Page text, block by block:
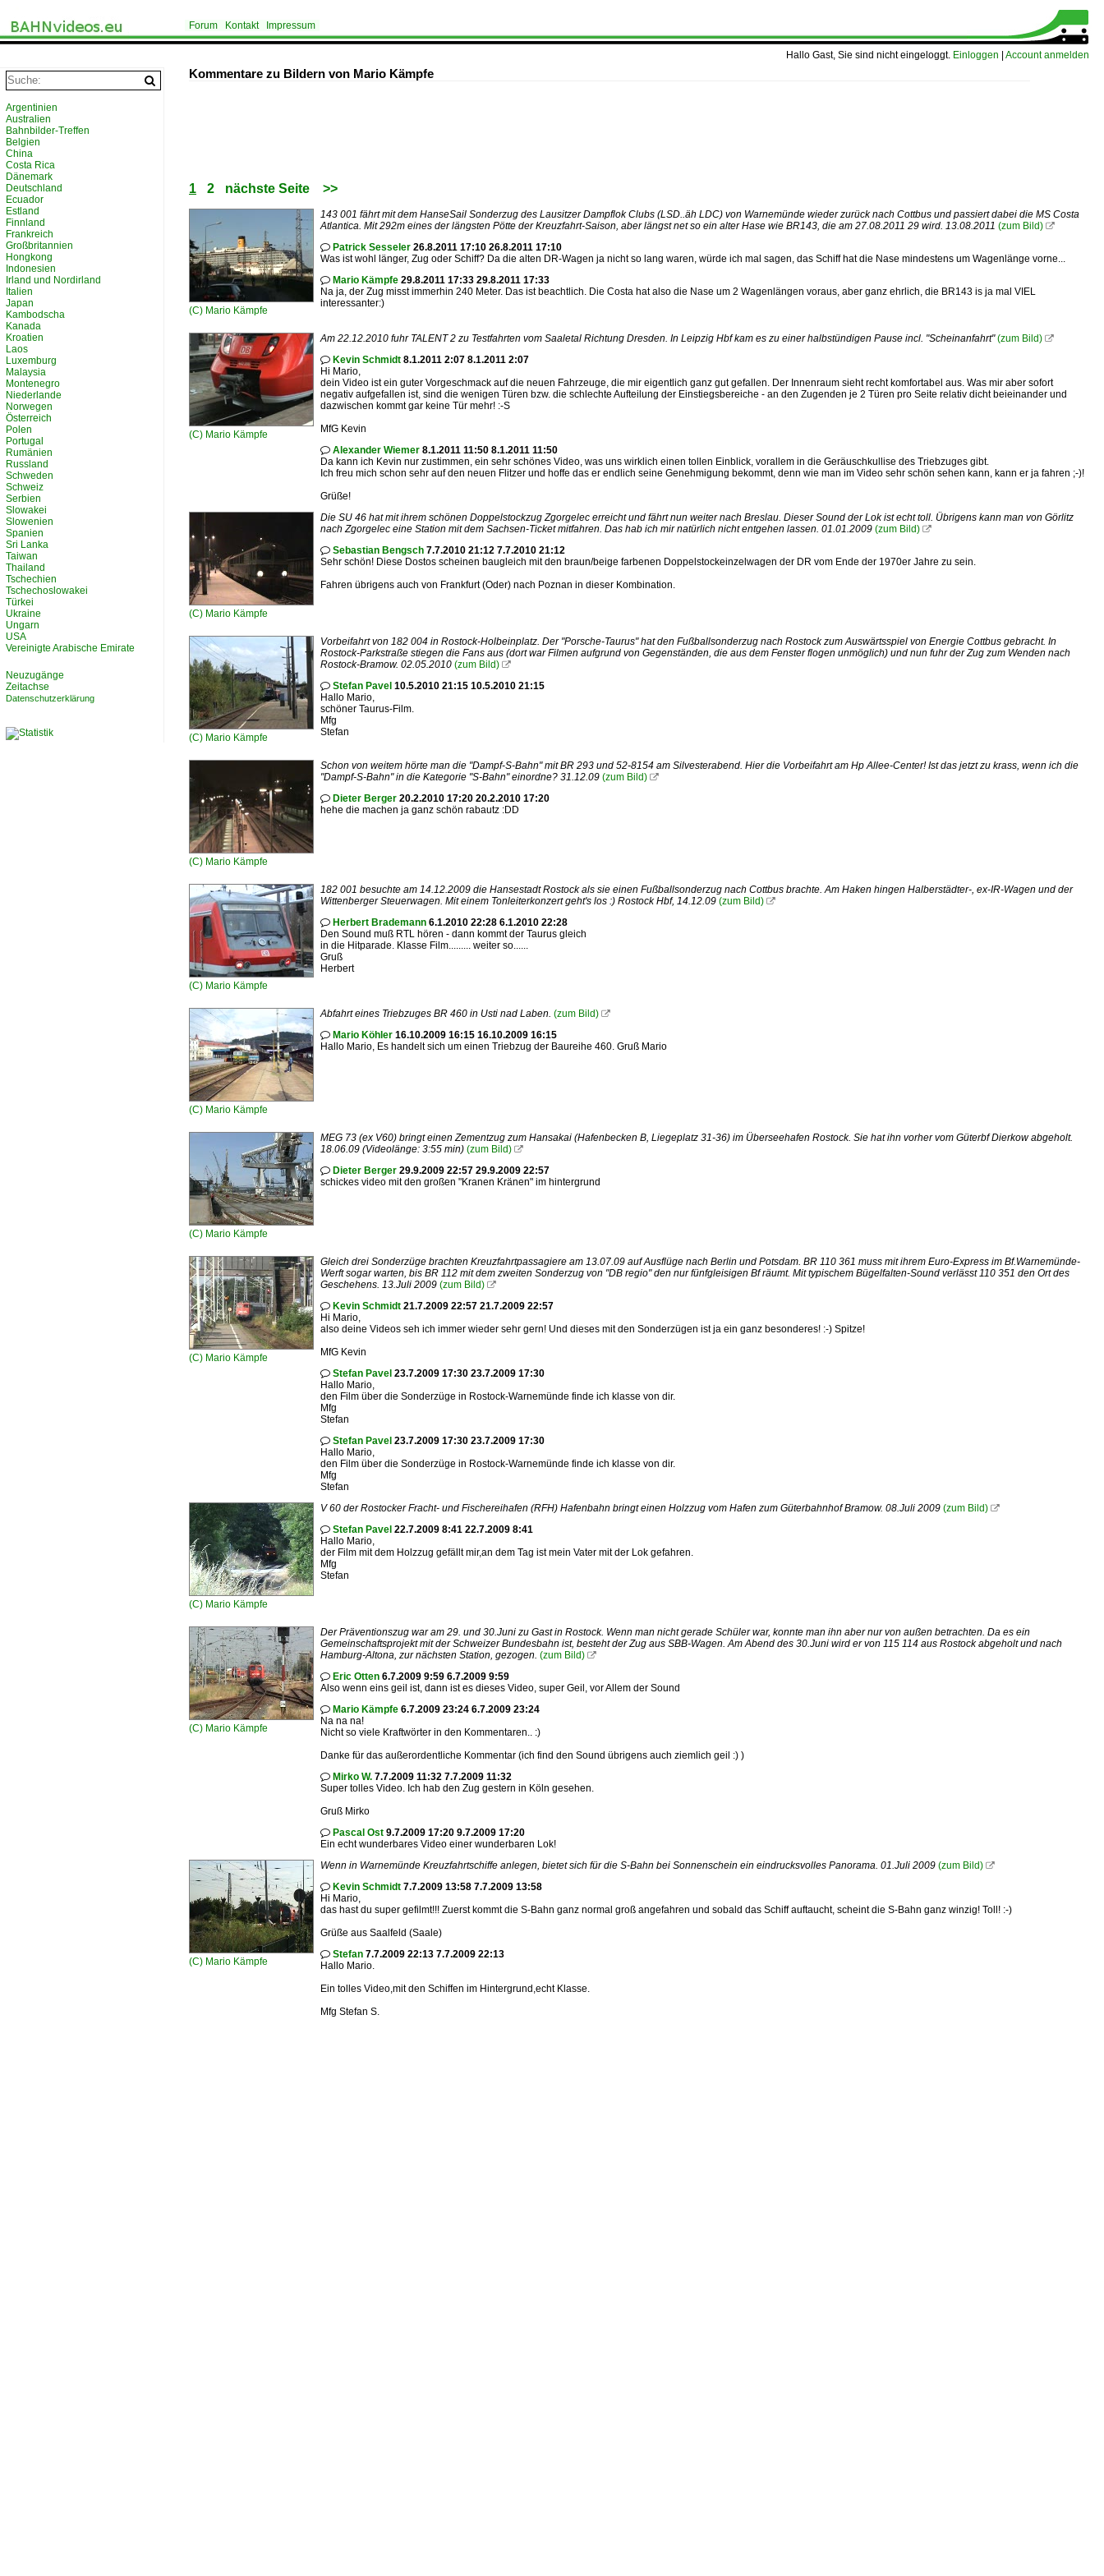
Hallo Gast, Sie sind nicht eingeloggt. Einloggen Account anmelden
Forum Kontakt Impressum
Kommentare zu Bildern von Mario Kämpfe
1 2 nächste Seite >>
(C) Mario Kämpfe
143 001 fährt mit dem HanseSail Sonderzug des Lausitzer Dampflok Clubs (LSD..äh LDC) von Warnemünde wieder zurück nach Cottbus und passiert dabei die MS Costa
Atlantica. Mit 292m eines der längsten Pötte der Kreuzfahrt-Saison, aber längst net so ein alter Hase wie BR143, die am 27.08.2011 29 wird. 13.08.2011 (zum Bild) 
 Patrick Sesseler 26.8.2011 17:10 26.8.2011 17:10
Was ist wohl länger, Zug oder Schiff? Da die alten DR-Wagen ja nicht so lang waren, würde ich mal sagen, das Schiff hat die Nase mindestens um Wagenlänge vorne...
 Mario Kämpfe 29.8.2011 17:33 29.8.2011 17:33
Na ja, der Zug misst immerhin 240 Meter. Das ist beachtlich. Die Costa hat also die Nase um 2 Wagenlängen voraus, aber ganz ehrlich, die BR143 is ja mal VIEL
interessanter:)
(C) Mario Kämpfe
Am 22.12.2010 fuhr TALENT 2 zu Testfahrten vom Saaletal Richtung Dresden. In Leipzig Hbf kam es zu einer halbstündigen Pause incl. "Scheinanfahrt" (zum Bild) 
 Kevin Schmidt 8.1.2011 2:07 8.1.2011 2:07
Hi Mario,
dein Video ist ein guter Vorgeschmack auf die neuen Fahrzeuge, die mir eigentlich ganz gut gefallen. Der Innenraum sieht recht komfortabel aus. Was mir aber sofort
negativ aufgefallen ist, sind die wenigen Türen bzw. die schlechte Aufteilung der Einstiegsbereiche - an den Zugenden je 2 Türen pro Seite relativ dicht beieinander und
dazwischen kommt gar keine Tür mehr! :-S
MfG Kevin
 Alexander Wiemer 8.1.2011 11:50 8.1.2011 11:50
Da kann ich Kevin nur zustimmen, ein sehr schönes Video, was uns wirklich einen tollen Einblick, vorallem in die Geräuschkullise des Triebzuges gibt.
Ich freu mich schon sehr auf den neuen Flitzer und hoffe das er endlich seine Genehmigung bekommt, denn wie man im Video sehr schön sehen kann, kann er ja fahren ;-)!
Grüße!
(C) Mario Kämpfe
Die SU 46 hat mit ihrem schönen Doppelstockzug Zgorgelec erreicht und fährt nun weiter nach Breslau. Dieser Sound der Lok ist echt toll. Übrigens kann man von Görlitz
nach Zgorgelec eine Station mit dem Sachsen-Ticket mitfahren. Das hab ich mir natürlich nicht entgehen lassen. 01.01.2009 (zum Bild) 
 Sebastian Bengsch 7.7.2010 21:12 7.7.2010 21:12
Sehr schön! Diese Dostos scheinen baugleich mit den braun/beige farbenen Doppelstockeinzelwagen der DR vom Ende der 1970er Jahre zu sein.
Fahren übrigens auch von Frankfurt (Oder) nach Poznan in dieser Kombination.
(C) Mario Kämpfe
Vorbeifahrt von 182 004 in Rostock-Holbeinplatz. Der "Porsche-Taurus" hat den Fußballsonderzug nach Rostock zum Auswärtsspiel von Energie Cottbus gebracht. In
Rostock-Parkstraße stiegen die Fans aus (dort war Filmen aufgrund von Gegenständen, die aus dem Fenster flogen unmöglich) und nun fuhr der Zug zum Wenden nach
Rostock-Bramow. 02.05.2010 (zum Bild) 
 Stefan Pavel 10.5.2010 21:15 10.5.2010 21:15
Hallo Mario,
schöner Taurus-Film.
Mfg
Stefan
(C) Mario Kämpfe
Schon von weitem hörte man die "Dampf-S-Bahn" mit BR 293 und 52-8154 am Silvesterabend. Hier die Vorbeifahrt am Hp Allee-Center! Ist das jetzt zu krass, wenn ich die
"Dampf-S-Bahn" in die Kategorie "S-Bahn" einordne? 31.12.09 (zum Bild) 
 Dieter Berger 20.2.2010 17:20 20.2.2010 17:20
hehe die machen ja ganz schön rabautz :DD
(C) Mario Kämpfe
182 001 besuchte am 14.12.2009 die Hansestadt Rostock als sie einen Fußballsonderzug nach Cottbus brachte. Am Haken hingen Halberstädter-, ex-IR-Wagen und der
Wittenberger Steuerwagen. Mit einem Tonleiterkonzert geht's los :) Rostock Hbf, 14.12.09 (zum Bild) 
 Herbert Brademann 6.1.2010 22:28 6.1.2010 22:28
Den Sound muß RTL hören - dann kommt der Taurus gleich
in die Hitparade. Klasse Film......... weiter so......
Gruß
Herbert
(C) Mario Kämpfe
Abfahrt eines Triebzuges BR 460 in Usti nad Laben. (zum Bild) 
 Mario Köhler 16.10.2009 16:15 16.10.2009 16:15
Hallo Mario, Es handelt sich um einen Triebzug der Baureihe 460. Gruß Mario
(C) Mario Kämpfe
MEG 73 (ex V60) bringt einen Zementzug zum Hansakai (Hafenbecken B, Liegeplatz 31-36) im Überseehafen Rostock. Sie hat ihn vorher vom Güterbf Dierkow abgeholt.
18.06.09 (Videolänge: 3:55 min) (zum Bild) 
 Dieter Berger 29.9.2009 22:57 29.9.2009 22:57
schickes video mit den großen "Kranen Kränen" im hintergrund
(C) Mario Kämpfe
Gleich drei Sonderzüge brachten Kreuzfahrtpassagiere am 13.07.09 auf Ausflüge nach Berlin und Potsdam. BR 110 361 muss mit ihrem Euro-Express im Bf.Warnemünde-
Werft sogar warten, bis BR 112 mit dem zweiten Sonderzug von "DB regio" den nur fünfgleisigen Bf räumt. Mit typischem Bügelfalten-Sound verlässt 110 351 den Ort des
Geschehens. 13.Juli 2009 (zum Bild) 
 Kevin Schmidt 21.7.2009 22:57 21.7.2009 22:57
Hi Mario,
also deine Videos seh ich immer wieder sehr gern! Und dieses mit den Sonderzügen ist ja ein ganz besonderes! :-) Spitze!
MfG Kevin
 Stefan Pavel 23.7.2009 17:30 23.7.2009 17:30
Hallo Mario,
den Film über die Sonderzüge in Rostock-Warnemünde finde ich klasse von dir.
Mfg
Stefan
 Stefan Pavel 23.7.2009 17:30 23.7.2009 17:30
Hallo Mario,
den Film über die Sonderzüge in Rostock-Warnemünde finde ich klasse von dir.
Mfg
Stefan
(C) Mario Kämpfe
V 60 der Rostocker Fracht- und Fischereihafen (RFH) Hafenbahn bringt einen Holzzug vom Hafen zum Güterbahnhof Bramow. 08.Juli 2009 (zum Bild) 
 Stefan Pavel 22.7.2009 8:41 22.7.2009 8:41
Hallo Mario,
der Film mit dem Holzzug gefällt mir,an dem Tag ist mein Vater mit der Lok gefahren.
Mfg
Stefan
(C) Mario Kämpfe
Der Präventionszug war am 29. und 30.Juni zu Gast in Rostock. Wenn man nicht gerade Schüler war, konnte man ihn aber nur von außen betrachten. Da es ein
Gemeinschaftsprojekt mit der Schweizer Bundesbahn ist, besteht der Zug aus SBB-Wagen. Am Abend des 30.Juni wird er von 115 114 aus Rostock abgeholt und nach
Hamburg-Altona, zur nächsten Station, gezogen. (zum Bild) 
 Eric Otten 6.7.2009 9:59 6.7.2009 9:59
Also wenn eins geil ist, dann ist es dieses Video, super Geil, vor Allem der Sound
 Mario Kämpfe 6.7.2009 23:24 6.7.2009 23:24
Na na na!
Nicht so viele Kraftwörter in den Kommentaren.. :)
Danke für das außerordentliche Kommentar (ich find den Sound übrigens auch ziemlich geil :) )
 Mirko W. 7.7.2009 11:32 7.7.2009 11:32
Super tolles Video. Ich hab den Zug gestern in Köln gesehen.
Gruß Mirko
 Pascal Ost 9.7.2009 17:20 9.7.2009 17:20
Ein echt wunderbares Video einer wunderbaren Lok!
(C) Mario Kämpfe
Wenn in Warnemünde Kreuzfahrtschiffe anlegen, bietet sich für die S-Bahn bei Sonnenschein ein eindrucksvolles Panorama. 01.Juli 2009 (zum Bild) 
 Kevin Schmidt 7.7.2009 13:58 7.7.2009 13:58
Hi Mario,
das hast du super gefilmt!!! Zuerst kommt die S-Bahn ganz normal groß angefahren und sobald das Schiff auftaucht, scheint die S-Bahn ganz winzig! Toll! :-)
Grüße aus Saalfeld (Saale)
 Stefan 7.7.2009 22:13 7.7.2009 22:13
Hallo Mario.
Ein tolles Video,mit den Schiffen im Hintergrund,echt Klasse.
Mfg Stefan S.
Argentinien
Australien
Bahnbilder-Treffen
Belgien
China
Costa Rica
Dänemark
Deutschland
Ecuador
Estland
Finnland
Frankreich
Großbritannien
Hongkong
Indonesien
Irland und Nordirland
Italien
Japan
Kambodscha
Kanada
Kroatien
Laos
Luxemburg
Malaysia
Montenegro
Niederlande
Norwegen
Österreich
Polen
Portugal
Rumänien
Russland
Schweden
Schweiz
Serbien
Slowakei
Slowenien
Spanien
Sri Lanka
Taiwan
Thailand
Tschechien
Tschechoslowakei
Türkei
Ukraine
Ungarn
USA
Vereinigte Arabische Emirate
Neuzugänge
Zeitachse
Datenschutzerklärung